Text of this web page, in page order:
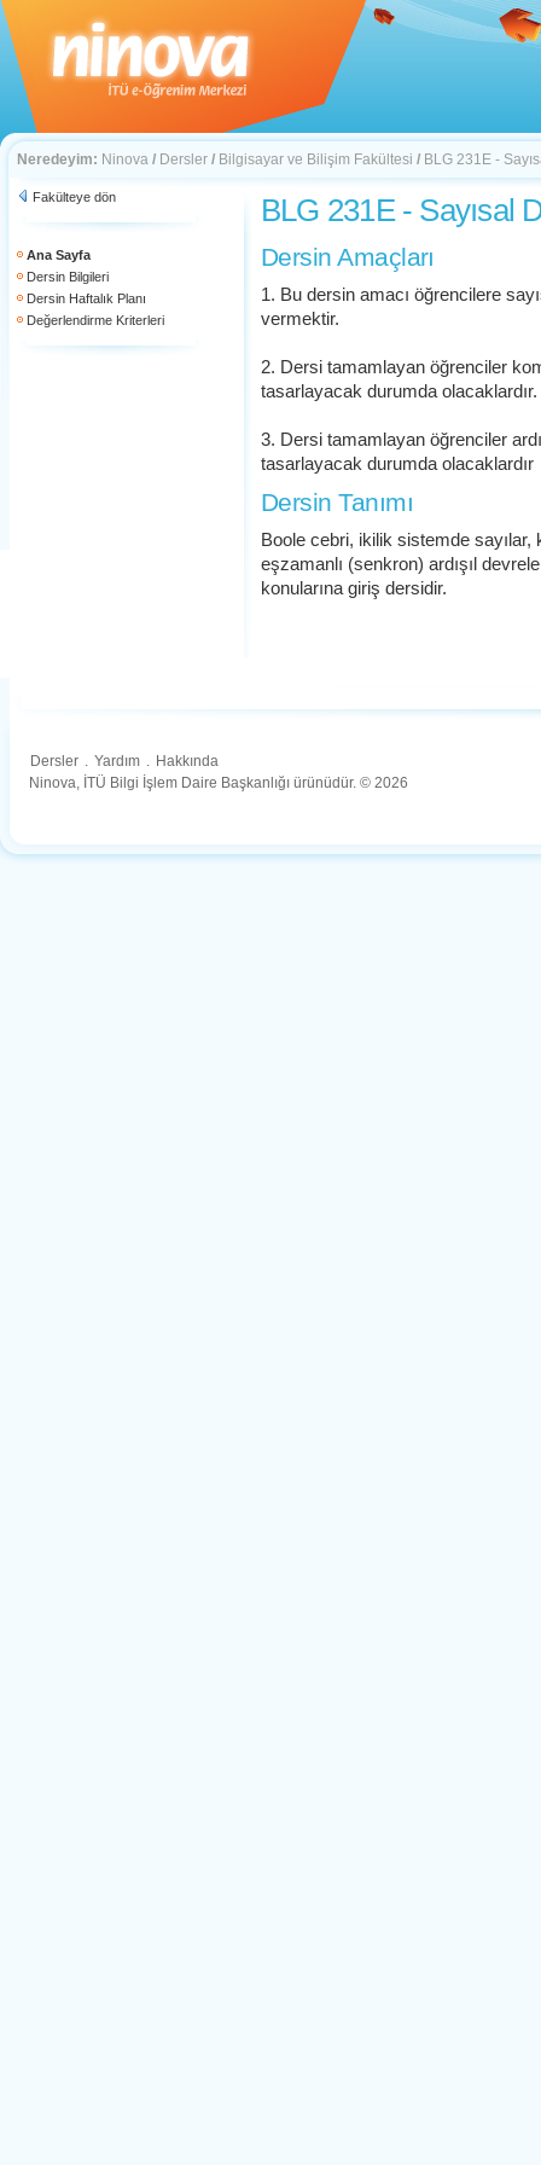
Neredeyim: Ninova / Dersler / Bilgisayar ve Bilişim Fakültesi / BLG 231E -
Fakülteye dön
Ana Sayfa
Dersin Bilgileri
Dersin Haftalık Planı
Değerlendirme Kriterleri
BLG 231E - Sayısal
Dersin Amaçları
1. Bu dersin amacı öğrencilere
vermektir.
2. Dersi tamamlayan öğrenciler
tasarlayacak durumda olacaklardır.
3. Dersi tamamlayan öğrenciler
tasarlayacak durumda olacaklardır
Dersin Tanımı
Boole cebri, ikilik sistemde sayılar,
eşzamanlı (senkron) ardışıl
konularına giriş dersidir.
Dersler . Yardım . Hakkında
Ninova, İTÜ Bilgi İşlem Daire Başkanlığı ürünüdür. © 2026